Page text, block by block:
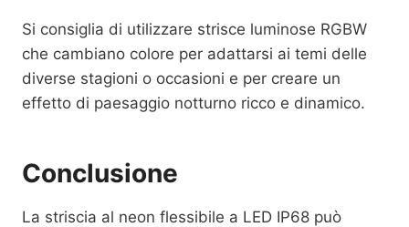
Si consiglia di utilizzare strisce luminose RGBW
che cambiano colore per adattarsi ai temi delle
diverse stagioni o occasioni e per creare un
effetto di paesaggio notturno ricco e dinamico.
Conclusione
La striscia al neon flessibile a LED IP68 può